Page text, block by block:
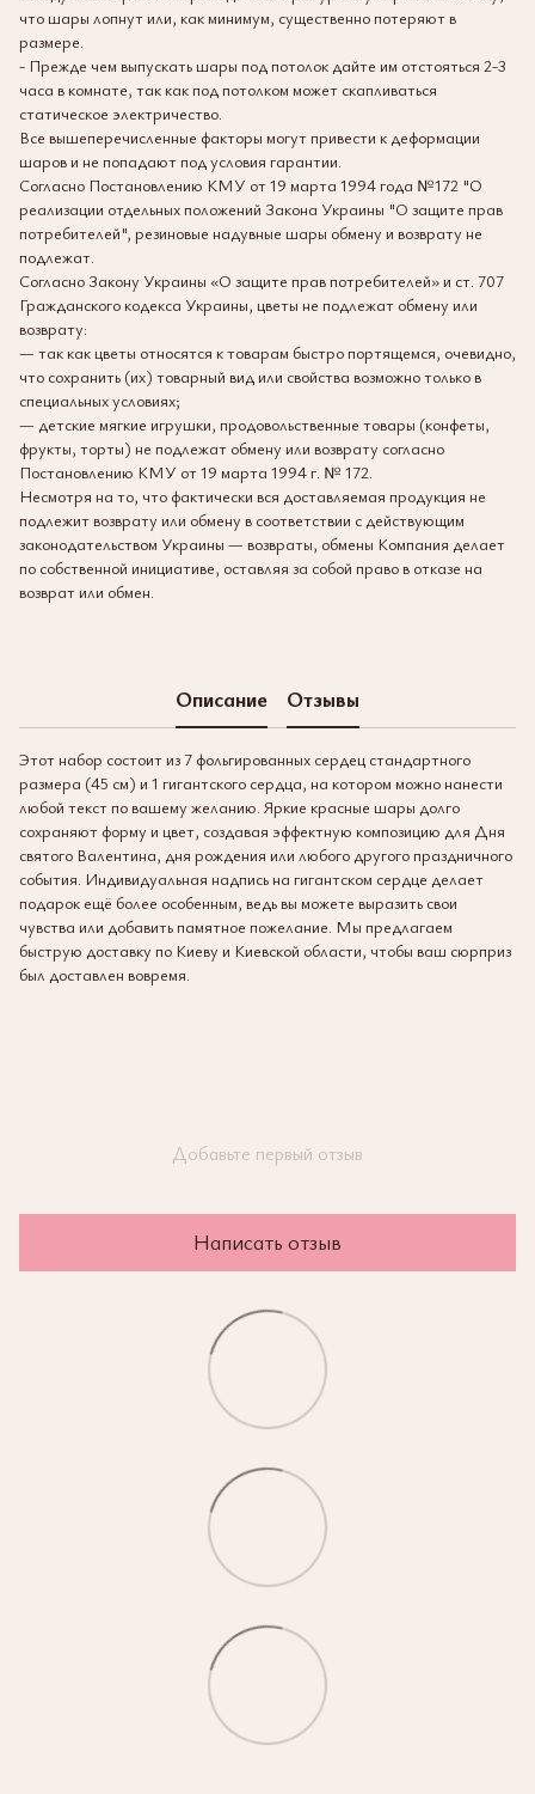
что шары лопнут или, как минимум, существенно потеряют в
размере.
- Прежде чем выпускать шары под потолок дайте им отстояться 2-3
часа в комнате, так как под потолком может скапливаться
статическое электричество.
Все вышеперечисленные факторы могут привести к деформации
шаров и не попадают под условия гарантии.
Согласно Постановлению КМУ от 19 марта 1994 года №172 "О
реализации отдельных положений Закона Украины "О защите прав
потребителей", резиновые надувные шары обмену и возврату не
подлежат.
Согласно Закону Украины «О защите прав потребителей» и ст. 707
Гражданского кодекса Украины, цветы не подлежат обмену или
возврату:
— так как цветы относятся к товарам быстро портящемся, очевидно,
что сохранить (их) товарный вид или свойства возможно только в
специальных условиях;
— детские мягкие игрушки, продовольственные товары (конфеты,
фрукты, торты) не подлежат обмену или возврату согласно
Постановлению КМУ от 19 марта 1994 г. № 172.
Несмотря на то, что фактически вся доставляемая продукция не
подлежит возврату или обмену в соответствии с действующим
законодательством Украины — возвраты, обмены Компания делает
по собственной инициативе, оставляя за собой право в отказе на
возврат или обмен.
Описание Отзывы
Этот набор состоит из 7 фольгированных сердец стандартного
размера (45 см) и 1 гигантского сердца, на котором можно нанести
любой текст по вашему желанию. Яркие красные шары долго
сохраняют форму и цвет, создавая эффектную композицию для Дня
святого Валентина, дня рождения или любого другого праздничного
события. Индивидуальная надпись на гигантском сердце делает
подарок ещё более особенным, ведь вы можете выразить свои
чувства или добавить памятное пожелание. Мы предлагаем
быструю доставку по Киеву и Киевской области, чтобы ваш сюрприз
был доставлен вовремя.
Добавьте первый отзыв
Написать отзыв